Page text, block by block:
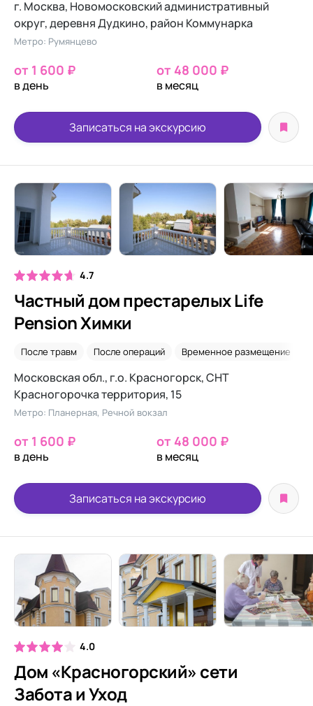
г. Москва, Новомосковский административный
округ, деревня Дудкино, район Коммунарка
Метро: Румянцево
от 1 600 ₽
в день
от 48 000 ₽
в месяц
Записаться на экскурсию
4.7
Частный дом престарелых Life
Pension Химки
После травм После операций Временное размещение
Московская обл., г.о. Красногорск, СНТ
Красногорочка территория, 15
Метро: Планерная, Речной вокзал
от 1 600 ₽
в день
от 48 000 ₽
в месяц
Записаться на экскурсию
4.0
Дом «Красногорский» сети
Забота и Уход